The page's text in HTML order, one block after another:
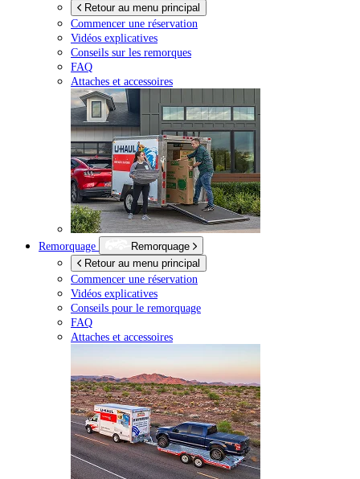
Retour au menu principal
Commencer une réservation
Vidéos explicatives
Conseils sur les remorques
FAQ
Attaches et accessoires
Remorquage
Remorquage
Retour au menu principal
Commencer une réservation
Vidéos explicatives
Conseils pour le remorquage
FAQ
Attaches et accessoires